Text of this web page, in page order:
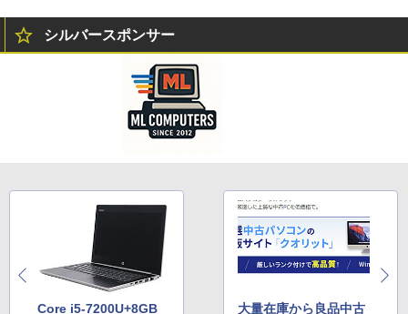
シルバースポンサー
Core i5-7200U+8GB
大量在庫から良品中古